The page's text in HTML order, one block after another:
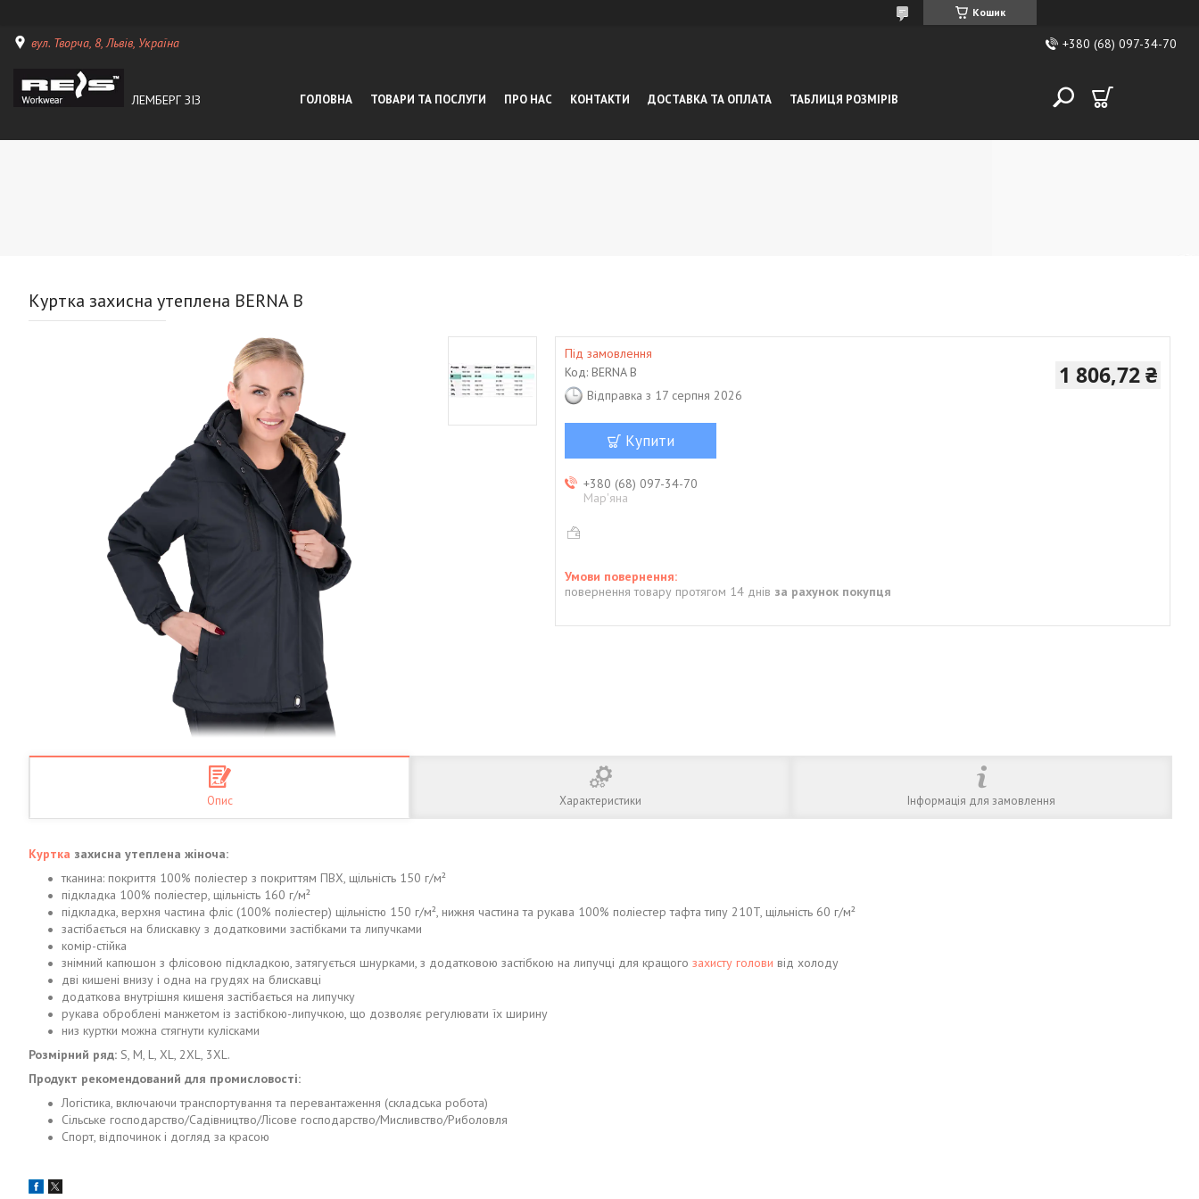
Кошик
вул. Творча, 8, Львів, Україна +380 (68) 097-34-70
ЛЕМБЕРГ ЗІЗ ГОЛОВНА ТОВАРИ ТА ПОСЛУГИ ПРО НАС КОНТАКТИ ДОСТАВКА ТА ОПЛАТА ТАБЛИЦЯ РОЗМІРІВ
Куртка захисна утеплена BERNA B
Під замовлення
Код: BERNA B
Відправка з 17 серпня 2026
1 806,72 ₴
Купити
+380 (68) 097-34-70
Мар'яна
повернення товару протягом 14 днів за рахунок покупця
Опис Характеристики Інформація для замовлення
Куртка захисна утеплена жіноча:
тканина: покриття 100% поліестер з покриттям ПВХ, щільність 150 г/м²
підкладка 100% поліестер, щільність 160 г/м²
підкладка, верхня частина фліс (100% поліестер) щільністю 150 г/м², нижня частина та рукава 100% поліестер тафта типу 210T, щільність 60 г/м²
застібається на блискавку з додатковими застібками та липучками
комір-стійка
знімний капюшон з флісовою підкладкою, затягується шнурками, з додатковою застібкою на липучці для кращого захисту голови від холоду
дві кишені внизу і одна на грудях на блискавці
додаткова внутрішня кишеня застібається на липучку
рукава оброблені манжетом із застібкою-липучкою, що дозволяє регулювати їх ширину
низ куртки можна стягнути кулісками
Розмірний ряд: S, M, L, XL, 2XL, 3XL.
Продукт рекомендований для промисловості:
Логістика, включаючи транспортування та перевантаження (складська робота)
Сільське господарство/Садівництво/Лісове господарство/Мисливство/Риболовля
Спорт, відпочинок і догляд за красою